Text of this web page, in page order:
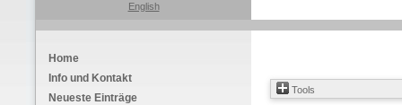
English
Home
Info und Kontakt
Neueste Einträge
Tools